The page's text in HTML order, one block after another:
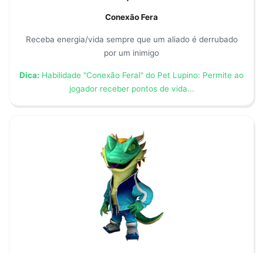
Conexão Fera
Receba energia/vida sempre que um aliado é derrubado
por um inimigo
Dica: Habilidade "Conexão Feral" do Pet Lupino: Permite ao
jogador receber pontos de vida...